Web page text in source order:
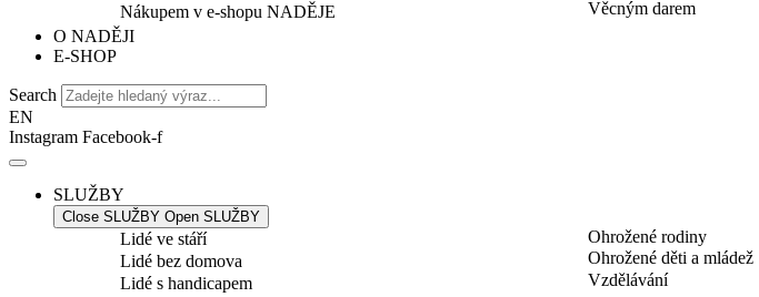
Nákupem v e-shopu NADĚJE
Věcným darem
O NADĚJI
E-SHOP
Search
EN
Instagram Facebook-f
SLUŽBY
Close SLUŽBY Open SLUŽBY
Lidé ve stáří
Lidé bez domova
Lidé s handicapem
Ohrožené rodiny
Ohrožené děti a mládež
Vzdělávání